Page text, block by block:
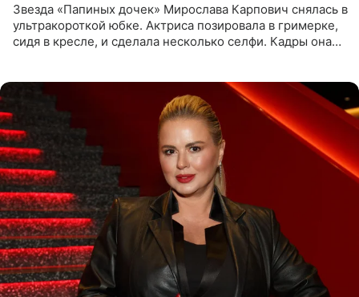
Звезда «Папиных дочек» Мирослава Карпович снялась в
ультракороткой юбке. Актриса позировала в гримерке,
сидя в кресле, и сделала несколько селфи. Кадры она